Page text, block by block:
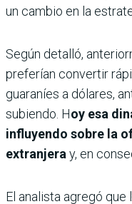
un cambio en la
Según detalló,
preferían convertir
guaraníes a dólares,
subiendo. Hoy esa
influyendo sobre la
extranjeray, en
El analista agregó que